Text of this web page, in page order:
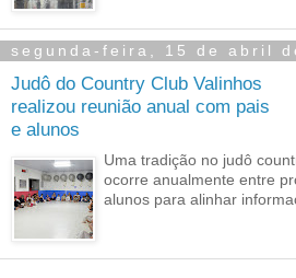
segunda-feira, 15 de abril
Judô do Country Club Valinhos
realizou reunião anual com pais
e alunos
Uma tradição no judô
ocorre anualmente entre
alunos para alinhar